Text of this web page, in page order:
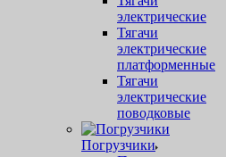
электрические
Тягачи
электрические
платформенные
Тягачи
электрические
поводковые
Погрузчики